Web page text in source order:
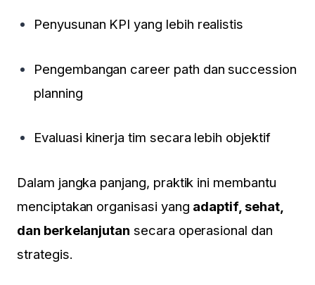
Penyusunan KPI yang lebih realistis
Pengembangan career path dan succession
planning
Evaluasi kinerja tim secara lebih objektif
Dalam jangka panjang, praktik ini membantu
menciptakan organisasi yang adaptif, sehat,
dan berkelanjutan secara operasional dan
strategis.